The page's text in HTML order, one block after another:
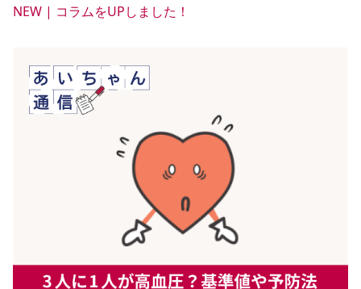
NEW | コラムをUPしました！